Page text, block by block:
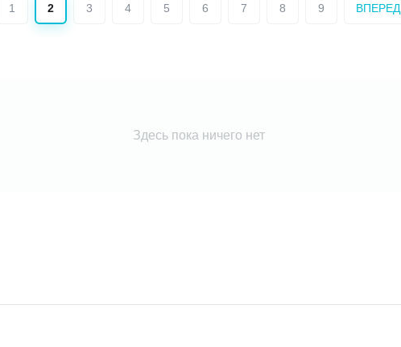
1 2 3 4 5 6 7 8 9 ВПЕРЕД
Здесь пока ничего нет